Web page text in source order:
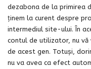
dezabona de la primirea
ținem la curent despre
intermediul site-ului. În
contul de utilizator, nu
de acest gen. Totuși,
nu va avea ca efect